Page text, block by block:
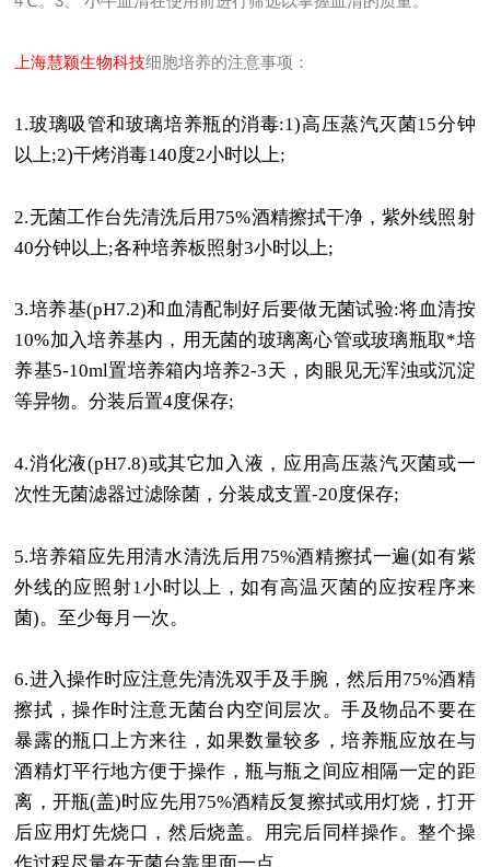
上海慧颖生物科技细胞培养的注意事项：
1.玻璃吸管和玻璃培养瓶的消毒:1)高压蒸汽灭菌15分钟
以上;2)干烤消毒140度2小时以上;
2.无菌工作台先清洗后用 75%酒精擦拭干净，紫外线照射
40分钟以上;各种培养板照射3小时以上;
3.培养基(pH7.2)和血清配制好后要做无菌试验:将血清按
10%加入培养基内，用无菌的玻璃离心管或玻璃瓶取*培
养基5-10ml置培养箱内培养2-3天，肉眼见无浑浊或沉淀
等异物。分装后置4度保存;
4.消化液(pH7.8)或其它加入液，应用高压蒸汽灭菌或一
次性无菌滤器过滤除菌，分装成支置-20度保存;
5.培养箱应先用清水清洗后用 75%酒精擦拭一遍(如有紫
外线的应照射1 小时以上，如有高温灭菌的应按程序来
菌)。至少每月一次。
6.进入操作时应注意先清洗双手及手腕，然后用 75%酒精
擦拭，操作时注意无菌台内空间层次。手及物品不要在
暴露的瓶口上方来往，如果数量较多，培养瓶应放在与
酒精灯平行地方便于操作，瓶与瓶之间应相隔一定的距
离，开瓶(盖)时应先用 75%酒精反复擦拭或用灯烧，打开
后应用灯先烧口，然后烧盖。用完后同样操作。整个操